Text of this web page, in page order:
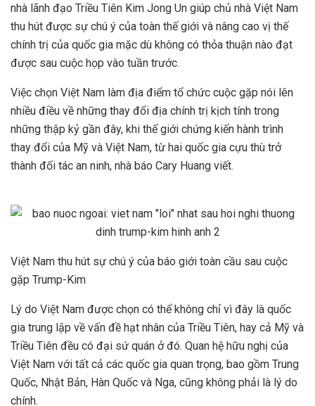
nhà lãnh đạo Triều Tiên Kim Jong Un giúp chủ nhà Việt Nam
thu hút được sự chú ý của toàn thế giới và nâng cao vị thế
chính trị của quốc gia mặc dù không có thỏa thuận nào đạt
được sau cuộc họp vào tuần trước.
Việc chọn Việt Nam làm địa điểm tổ chức cuộc gặp nói lên
nhiều điều về những thay đổi địa chính trị kịch tính trong
những thập kỷ gần đây, khi thế giới chứng kiến ​​hành trình
thay đổi của Mỹ và Việt Nam, từ hai quốc gia cựu thù trở
thành đối tác an ninh, nhà báo Cary Huang viết.
Việt Nam thu hút sự chú ý của báo giới toàn cầu sau cuộc
gặp Trump-Kim
Lý do Việt Nam được chọn có thể không chỉ vì đây là quốc
gia trung lập về vấn đề hạt nhân của Triều Tiên, hay cả Mỹ và
Triều Tiên đều có đại sứ quán ở đó. Quan hệ hữu nghị của
Việt Nam với tất cả các quốc gia quan trọng, bao gồm Trung
Quốc, Nhật Bản, Hàn Quốc và Nga, cũng không phải là lý do
chính.